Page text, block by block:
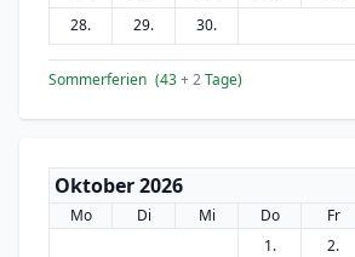
28.
29. 30.
Sommerferien (43+ 2Tage)
Oktober 2026
Mo Di Mi Do Fr
1.
2.